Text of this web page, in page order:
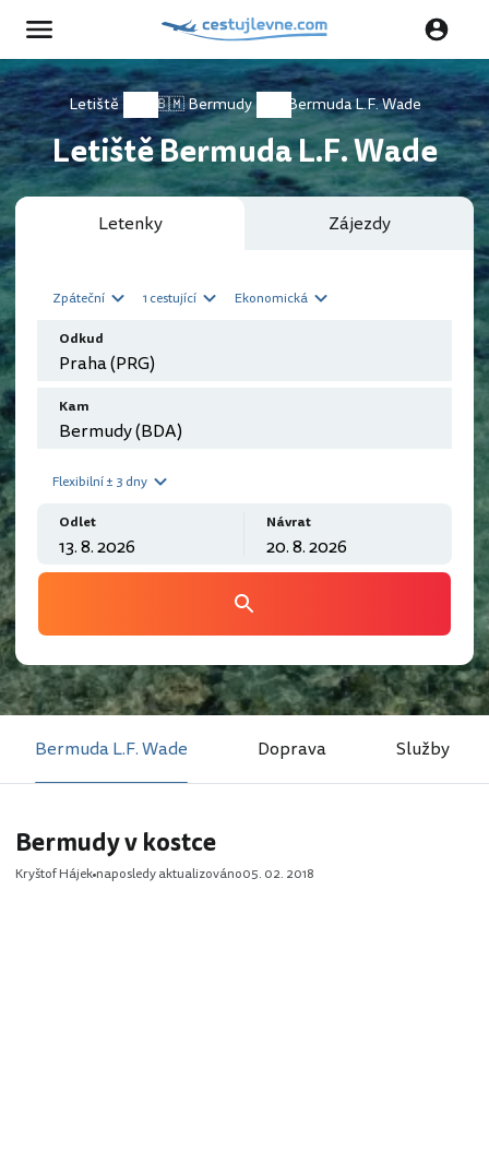
Letiště 🇧🇲 Bermudy Bermuda L.F. Wade
Letiště Bermuda L.F. Wade
Letenky Zájezdy
Zpáteční 1 cestující Ekonomická
Odkud
Kam
Flexibilní ± 3 dny
Odlet Návrat
Bermuda L.F. Wade Doprava Služby
Bermudy v kostce
Kryštof Hájek naposledy aktualizováno05. 02. 2018